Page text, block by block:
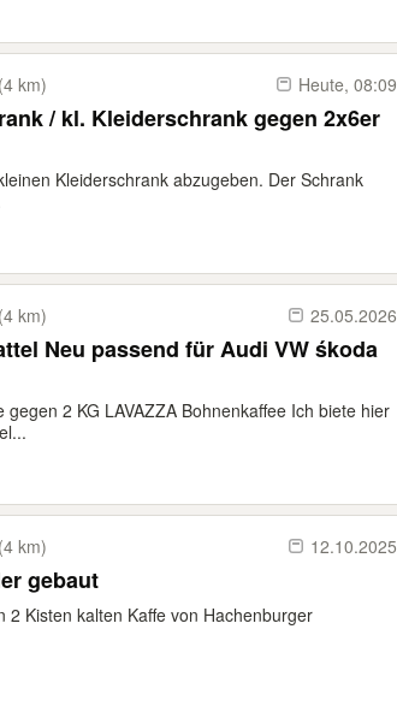
km) Heute, 08:09
/ kl. Kleiderschrank gegen 2x6er
Kleiderschrank abzugeben. Der Schrank
km) 25.05.2026
Neu passend für Audi VW śkoda
gegen 2 KG LAVAZZA Bohnenkaffee Ich biete hier
km) 12.10.2025
gebaut
2 Kisten kalten Kaffe von Hachenburger